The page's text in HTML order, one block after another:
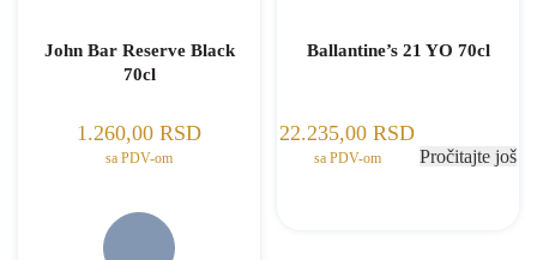
John Bar Reserve Black
70cl
1.260,00 RSD
sa PDV-om
Ballantine’s 21 YO 70cl
22.235,00 RSD
sa PDV-om Pročitajte još